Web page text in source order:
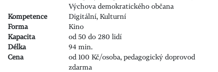
Výchova demokratického občana
Kompetence
Digitální, Kulturní
Forma
Kino
Kapacita
od 50 do 280 lidí
Délka
94 min.
Cena
od 100 Kč/osoba, pedagogický doprovod
zdarma